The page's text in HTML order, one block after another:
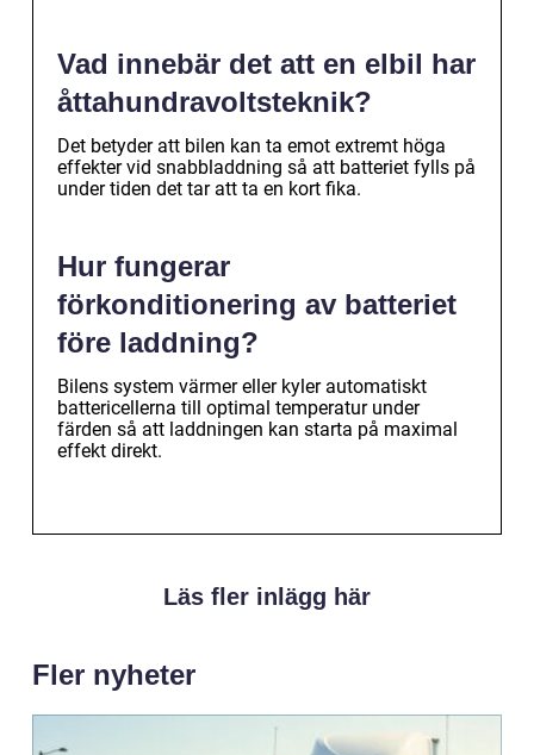
Vad innebär det att en elbil har
åttahundravoltsteknik?
Det betyder att bilen kan ta emot extremt höga
effekter vid snabbladdning så att batteriet fylls på
under tiden det tar att ta en kort fika.
Hur fungerar
förkonditionering av batteriet
före laddning?
Bilens system värmer eller kyler automatiskt
battericellerna till optimal temperatur under
färden så att laddningen kan starta på maximal
effekt direkt.
Läs fler inlägg här
Fler nyheter